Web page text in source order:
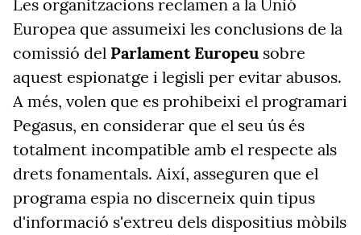
Les organitzacions reclamen a la Unió
Europea que assumeixi les conclusions de la
comissió del Parlament Europeu sobre
aquest espionatge i legisli per evitar abusos.
A més, volen que es prohibeixi el programari
Pegasus, en considerar que el seu ús és
totalment incompatible amb el respecte als
drets fonamentals. Així, asseguren que el
programa espia no discerneix quin tipus
d'informació s'extreu dels dispositius mòbils